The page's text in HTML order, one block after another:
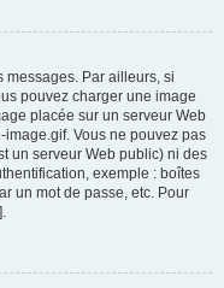
messages. Par ailleurs, si
pouvez charger une image
placée sur un serveur Web
Vous ne pouvez pas
un serveur Web public) ni des
exemple : boîtes
un mot de passe, etc. Pour